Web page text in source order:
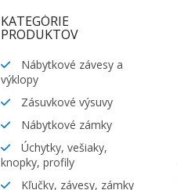
KATEGÓRIE
PRODUKTOV
Nábytkové závesy a
výklopy
Zásuvkové výsuvy
Nábytkové zámky
Úchytky, vešiaky,
knopky, profily
Kľučky, závesy, zámky